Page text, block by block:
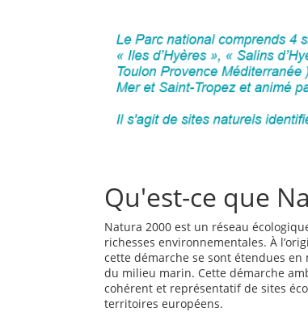
Qu'est-ce que
Natura 2000 est un réseau
richesses environnementales. À
cette démarche se sont étendues
du milieu marin. Cette démarche
cohérent et représentatif de sites
territoires européens.